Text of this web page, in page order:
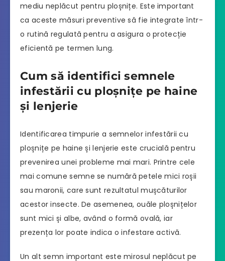
mediu neplăcut pentru ploșnițe. Este important
ca aceste măsuri preventive să fie integrate într-
o rutină regulată pentru a asigura o protecție
eficientă pe termen lung.
Cum să identifici semnele
infestării cu ploșnițe pe haine
și lenjerie
Identificarea timpurie a semnelor infestării cu
ploșnițe pe haine și lenjerie este crucială pentru
prevenirea unei probleme mai mari. Printre cele
mai comune semne se numără petele mici roșii
sau maronii, care sunt rezultatul mușcăturilor
acestor insecte. De asemenea, ouăle ploșnițelor
sunt mici și albe, având o formă ovală, iar
prezența lor poate indica o infestare activă.
Un alt semn important este mirosul neplăcut pe